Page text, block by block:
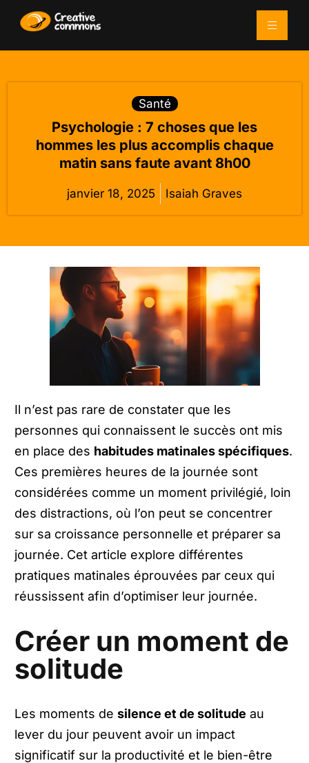
Santé
Psychologie : 7 choses que les
hommes les plus accomplis chaque
matin sans faute avant 8h00
janvier 18, 2025 Isaiah Graves
Il n’est pas rare de constater que les
personnes qui connaissent le succès ont mis
en place des habitudes matinales spécifiques.
Ces premières heures de la journée sont
considérées comme un moment privilégié, loin
des distractions, où l’on peut se concentrer
sur sa croissance personnelle et préparer sa
journée. Cet article explore différentes
pratiques matinales éprouvées par ceux qui
réussissent afin d’optimiser leur journée.
Créer un moment de
solitude
Les moments de silence et de solitude au
lever du jour peuvent avoir un impact
significatif sur la productivité et le bien-être